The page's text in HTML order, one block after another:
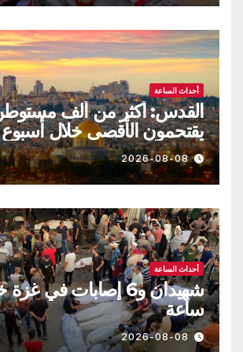
أحداث الساعة
القدس: أكثر من ألف
يقتحمون الأقصى خلال أسبوع
2026-08-08
أحداث الساعة
ساعة
2026-08-08